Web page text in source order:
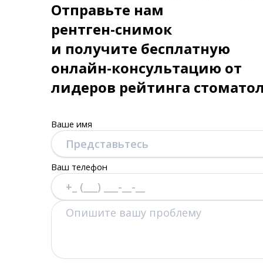
Отправьте нам
рентген-снимок
и получите бесплатную
онлайн-консультацию от
лидеров рейтинга
Ваше имя
Ваш телефон